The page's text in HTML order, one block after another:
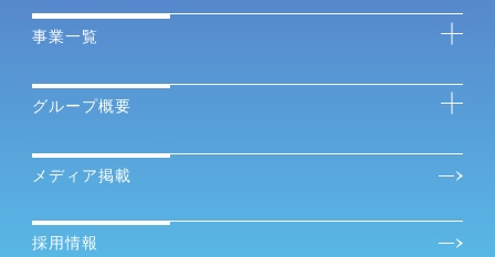
事業一覧
グループ概要
メディア掲載
採用情報